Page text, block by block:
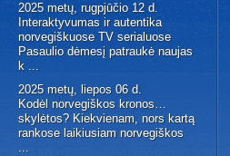
2025 metų, rugpjūčio 12 d.
Interaktyvumas ir autentika
norvegiškuose TV serialuose
Pasaulio dėmesį patraukė naujas
k ...
2025 metų, liepos 06 d.
Kodėl norvegiškos kronos…
skylėtos? Kiekvienam, nors kartą
rankose laikiusiam norvegiškos
...